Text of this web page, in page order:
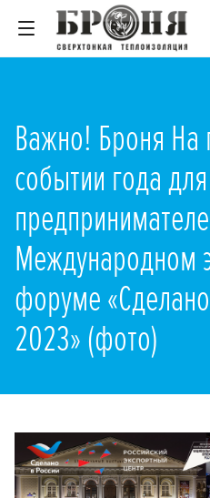
Важно! Броня На
событии года
Международном
форуме
2023» (фото)